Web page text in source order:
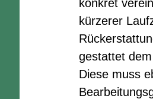
konkret
kürzerer
gestattet
Diese muss